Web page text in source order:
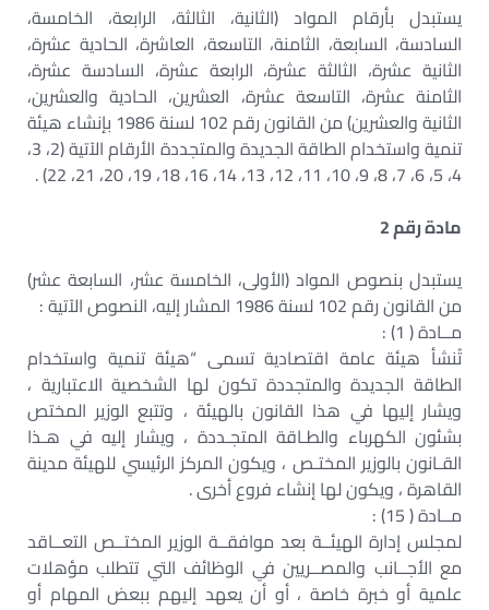
يستبدل بأرقام المواد (الثانية، الثالثة، الرابعة، الخامسة،
السادسة، السابعة، الثامنة، التاسعة، العاشرة، الحادية عشرة،
الثانية عشرة، الثالثة عشرة، الرابعة عشرة، السادسة عشرة،
الثامنة عشرة، التاسعة عشرة، العشرين، الحادية والعشرين،
الثانية والعشرين) من القانون رقم 102 لسنة 1986 بإنشاء هيئة
تنمية واستخدام الطاقة الجديدة والمتجددة الأرقام الآتية (2، 3،
4، 5، 6، 7، 8، 9، 10، 11، 12، 13، 14، 16، 18، 19، 20، 21، 22) .
مادة رقم 2
يستبدل بنصوص المواد (الأولى، الخامسة عشر، السابعة عشر)
من القانون رقم 102 لسنة 1986 المشار إليه، النصوص الآتية :
مــادة ( 1) :
تُنشأ هيئة عامة اقتصادية تسمى “هيئة تنمية واستخدام
الطاقة الجديدة والمتجددة تكون لها الشخصية الاعتبارية ،
ويشار إليها في هذا القانون بالهيئة ، وتتبع الوزير المختص
بشئون الكهرباء والطـاقة المتجـددة ، ويشار إليه في هـذا
القـانون بالوزير المختـص ، ويكون المركز الرئيسي للهيئة مدينة
القاهرة ، ويكون لها إنشاء فروع أخرى .
مــادة ( 15) :
لمجلس إدارة الهيئــة بعد موافقــة الوزير المختــص التعــاقد
مع الأجــانب والمصــريين في الوظائف التي تتطلب مؤهلات
علمية أو خبرة خاصة ، أو أن يعهد إليهم ببعض المهام أو